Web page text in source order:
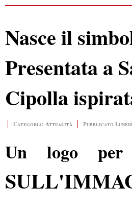
Nasce il
Presentata a
Cipolla
Categoria: Attualità Pubblicato
Un logo